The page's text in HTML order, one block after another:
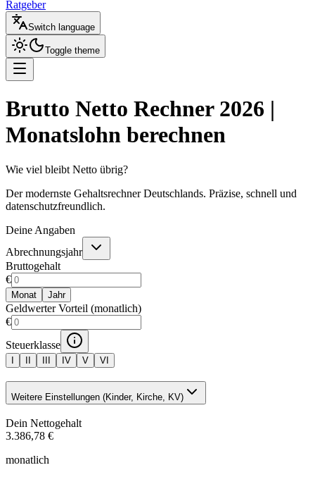
Ratgeber
Switch language
Toggle theme
Brutto Netto Rechner 2026 |
Monatslohn berechnen
Wie viel bleibt Netto übrig?
Der modernste Gehaltsrechner Deutschlands. Präzise, schnell und
datenschutzfreundlich.
Deine Angaben
Abrechnungsjahr
Bruttogehalt
€
Monat Jahr
Geldwerter Vorteil (monatlich)
€
Steuerklasse
IV V VI
Weitere Einstellungen (Kinder, Kirche, KV)
Dein Nettogehalt
3.386,78 €
monatlich